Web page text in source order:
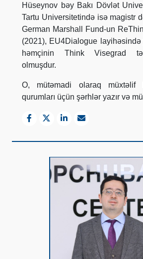
Hüseynov bəy Bakı Dövlət
Tartu Universitetində isə magistr
German Marshall Fund-un
(2021), EU4Dialogue
həmçinin Think Visegrad
olmuşdur.
O, mütəmadi olaraq müxtəlif
qurumları üçün şərhlər yazır və